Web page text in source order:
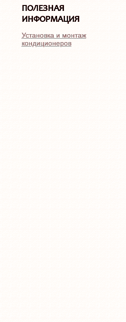
ПОЛЕЗНАЯ
ИНФОРМАЦИЯ
Установка и монтаж
кондиционеров